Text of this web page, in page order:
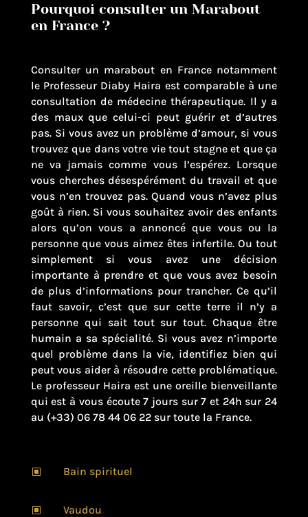
Pourquoi consulter un Marabout
en France ?
Consulter un marabout en France notamment
le Professeur Diaby Haira est comparable à une
consultation de médecine thérapeutique. Il y a
des maux que celui-ci peut guérir et d’autres
pas. Si vous avez un problème d’amour, si vous
trouvez que dans votre vie tout stagne et que ça
ne va jamais comme vous l’espérez. Lorsque
vous cherches désespérément du travail et que
vous n’en trouvez pas. Quand vous n’avez plus
goût à rien. Si vous souhaitez avoir des enfants
alors qu’on vous a annoncé que vous ou la
personne que vous aimez êtes infertile. Ou tout
simplement si vous avez une décision
importante à prendre et que vous avez besoin
de plus d’informations pour trancher. Ce qu’il
faut savoir, c’est que sur cette terre il n’y a
personne qui sait tout sur tout. Chaque être
humain a sa spécialité. Si vous avez n’importe
quel problème dans la vie, identifiez bien qui
peut vous aider à résoudre cette problématique.
Le professeur Haira est une oreille bienveillante
qui est à vous écoute 7 jours sur 7 et 24h sur 24
au (+33) 06 78 44 06 22 sur toute la France.
W Bain spirituel
W Vaudou